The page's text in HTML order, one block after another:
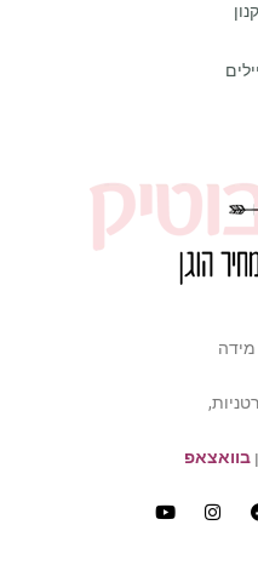
בוואצאפ